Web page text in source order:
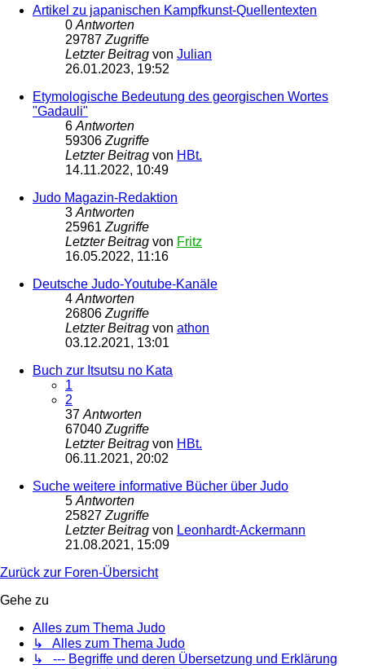
Artikel zu japanischen Kampfkunst-Quellentexten
0Antworten
29787Zugriffe
Letzter Beitrag von Julian
26.01.2023, 19:52
Etymologische Bedeutung des georgischen Wortes
"Gadauli"
6Antworten
59306Zugriffe
Letzter Beitrag von HBt.
14.11.2022, 10:49
Judo Magazin-Redaktion
3Antworten
25961Zugriffe
Letzter Beitrag von Fritz
16.05.2022, 11:16
Deutsche Judo-Youtube-Kanäle
4Antworten
26806Zugriffe
Letzter Beitrag von athon
03.12.2021, 13:01
Buch zur Itsutsu no Kata
1
2
37Antworten
67040Zugriffe
Letzter Beitrag von HBt.
06.11.2021, 20:02
Suche weitere informative Bücher über Judo
5Antworten
25827Zugriffe
Letzter Beitrag von Leonhardt-Ackermann
21.08.2021, 15:09
Zurück zur Foren-Übersicht
Gehe zu
Alles zum Thema Judo
↳ Alles zum Thema Judo
↳ --- Begriffe und deren Übersetzung und Erklärung